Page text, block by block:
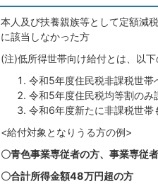
本人及び扶養親族等として定額減
に該当しなかった方
(注)低所得世帯向け給付とは、以下
令和5年度住民税非課税世帯
令和5年度住民税均等割の
令和6年度新たに非課税世
<給付対象となりうる方の例>
〇青色事業専従者の方、事業専従
〇合計所得金額48万円超の方